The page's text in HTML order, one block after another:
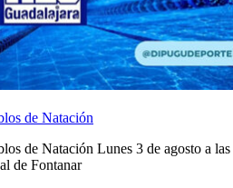
de Natación
de Natación Lunes 3 de agosto a las
de Fontanar